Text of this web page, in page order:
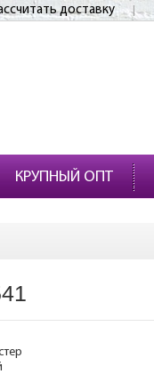
доставку
КРУПНЫЙ ОПТ